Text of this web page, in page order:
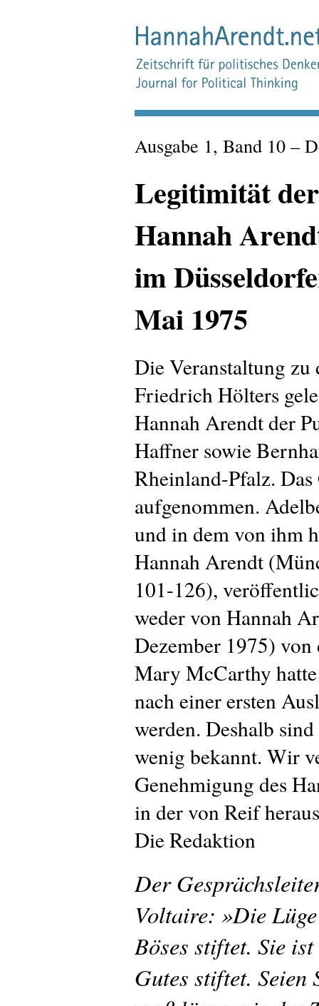
Ausgabe 1, Band 10 –
Legitimität
Hannah
im
Mai 1975
Die Veranstaltung zu
Friedrich Hölters
Hannah Arendt der
Haffner sowie
Rheinland-Pfalz.
aufgenommen.
und in dem von ihm
Hannah Arendt
101-126),
weder von Hannah
Dezember 1975)
Mary McCarthy hatte
nach einer ersten
werden. Deshalb
wenig bekannt. Wir
Genehmigung des
in der von Reif
Die Redaktion
Der
Voltaire: »Die
Böses stiftet. Sie
Gutes stiftet. Seien